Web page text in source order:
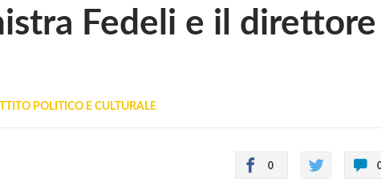
Fedeli e il
POLITICO E CULTURALE
0